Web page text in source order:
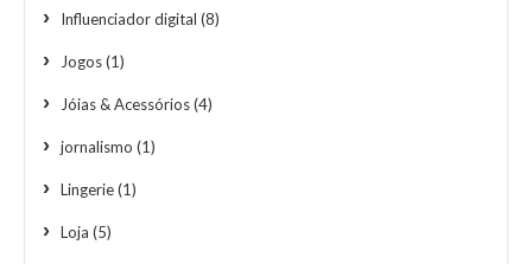
Influenciador digital (8)
Jogos(1)
Jóias & Acessórios(4)
jornalismo (1)
Lingerie(1)
Loja (5)